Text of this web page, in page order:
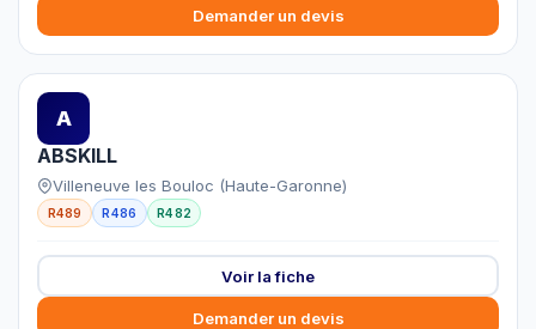
Demander un devis
A
ABSKILL
Villeneuve les Bouloc (Haute-Garonne)
R489 R486 R482
Voir la fiche
Demander un devis